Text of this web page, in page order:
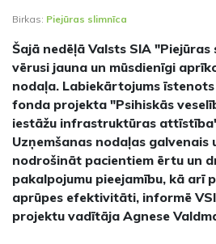
Birkas: Piejūras slimnīca
Šajā nedēļā Valsts SIA
vērusi jauna un mūsdienīgi
nodaļa. Labiekārtojums
fonda projekta "Psihiskās
iestāžu infrastruktūras
Uzņemšanas nodaļas galvenais
nodrošināt pacientiem ērtu un
pakalpojumu pieejamību, kā arī
aprūpes efektivitāti, informē
projektu vadītāja Agnese